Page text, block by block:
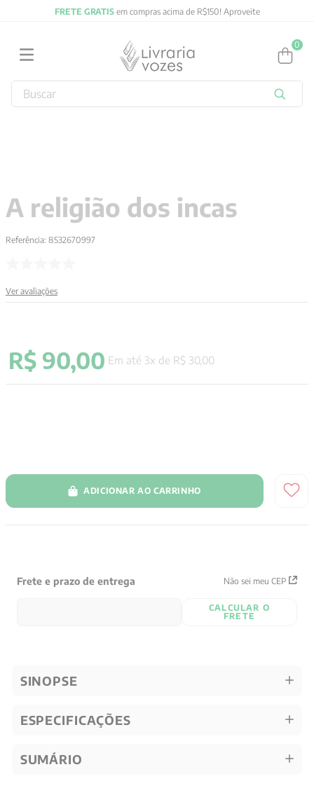
FRETE GRATISem compras acima de R$150! Aproveite
0
Buscar
A religião dos incas
Referência: 8532670997
Ver avaliações
R$ 90,00 Em até 3x de R$ 30,00
ADICIONAR AO CARRINHO
Frete e prazo de entrega Não sei meu CEP
CALCULAR O
FRETE
SINOPSE
ESPECIFICAÇÕES
SUMÁRIO
º jung
5 pré venda
10 anselm grun